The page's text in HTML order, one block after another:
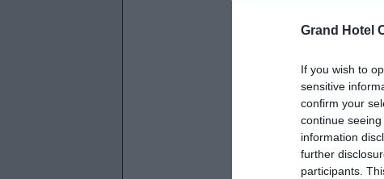
Grand Hotel
If you wish to
sensitive
confirm your
continue
information
further
participants.